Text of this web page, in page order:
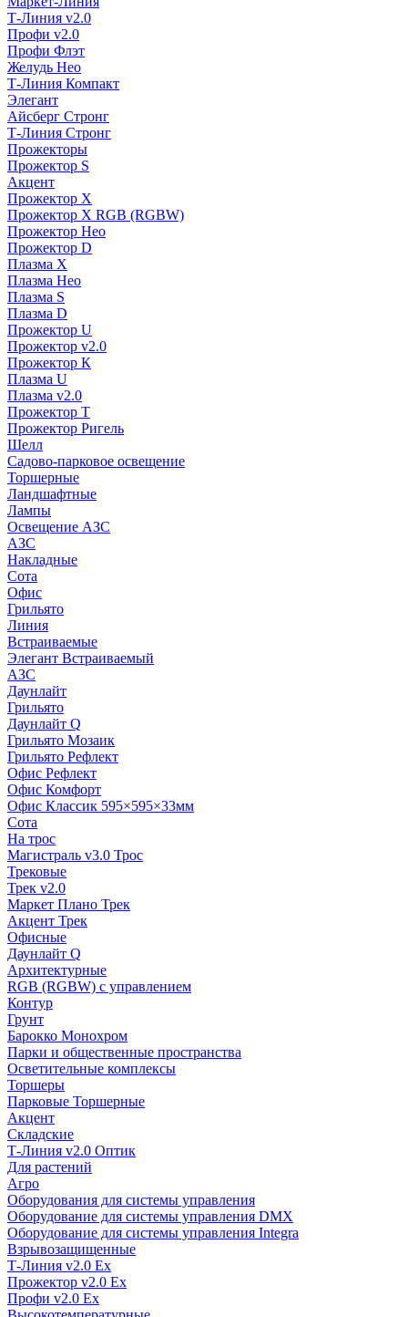
Т-Линия v2.0
Профи v2.0
Профи Флэт
Желудь Нео
Т-Линия Компакт
Элегант
Айсберг Стронг
Т-Линия Стронг
Прожекторы
Прожектор S
Акцент
Прожектор X
Прожектор Х RGB (RGBW)
Прожектор Нео
Прожектор D
Плазма X
Плазма Нео
Плазма S
Плазма D
Прожектор U
Прожектор v2.0
Прожектор К
Плазма U
Плазма v2.0
Прожектор Т
Прожектор Ригель
Шелл
Садово-парковое освещение
Торшерные
Ландшафтные
Лампы
Освещение АЗС
АЗС
Накладные
Сота
Офис
Грильято
Линия
Встраиваемые
Элегант Встраиваемый
АЗС
Даунлайт
Грильято
Даунлайт Q
Грильято Мозаик
Грильято Рефлект
Офис Рефлект
Офис Комфорт
Офис Классик 595×595×33мм
Сота
На трос
Магистраль v3.0 Трос
Трековые
Трек v2.0
Маркет Плано Трек
Акцент Трек
Офисные
Даунлайт Q
Архитектурные
RGB (RGBW) с управлением
Контур
Грунт
Барокко Монохром
Парки и общественные пространства
Осветительные комплексы
Торшеры
Парковые Торшерные
Акцент
Складские
Т-Линия v2.0 Оптик
Для растений
Агро
Оборудования для системы управления
Оборудование для системы управления DMX
Оборудование для системы управления Integra
Взрывозащищенные
Т-Линия v2.0 Ex
Прожектор v2.0 Ex
Профи v2.0 Ex